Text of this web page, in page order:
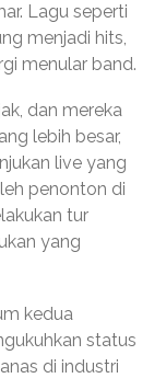
Lagu seperti
menjadi hits,
menular band.
dan mereka
lebih besar,
live yang
penonton di
tur
yang
kedua
status
di industri